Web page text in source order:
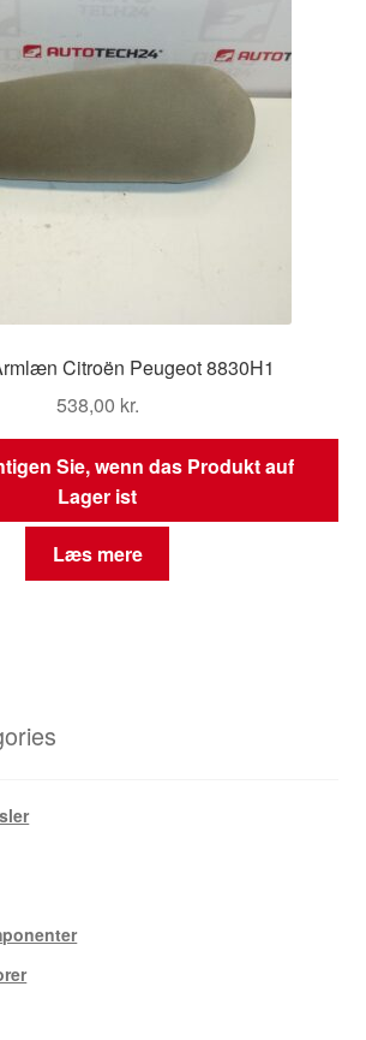
Citroën Peugeot 8830H1
538,00 kr.
Sie, wenn das Produkt auf
Lager ist
Læs mere